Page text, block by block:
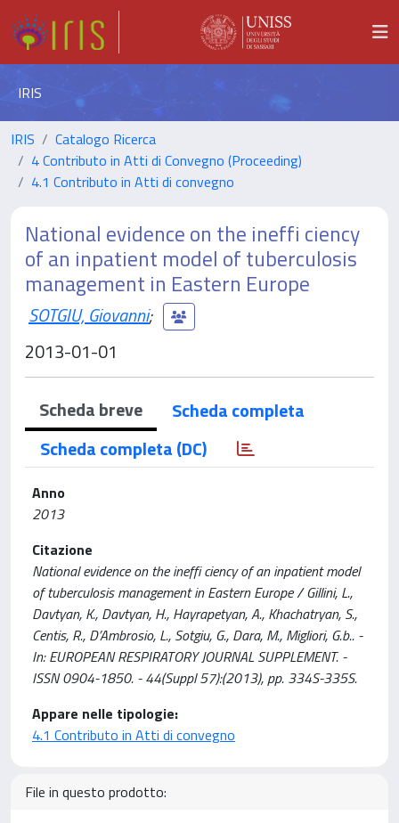
IRIS
IRIS
Catalogo Ricerca
4 Contributo in Atti di Convegno (Proceeding)
4.1 Contributo in Atti di convegno
National evidence on the ineffi ciency
of an inpatient model of tuberculosis
management in Eastern Europe
SOTGIU, Giovanni;
2013-01-01
Scheda breve
Scheda completa
Scheda completa (DC)
Anno
2013
Citazione
National evidence on the ineffi ciency of an inpatient model
of tuberculosis management in Eastern Europe / Gillini, L.,
Davtyan, K., Davtyan, H., Hayrapetyan, A., Khachatryan, S.,
Centis, R., D’Ambrosio, L., Sotgiu, G., Dara, M., Migliori, G.b.. -
In: EUROPEAN RESPIRATORY JOURNAL SUPPLEMENT. -
ISSN 0904-1850. - 44(Suppl 57):(2013), pp. 334S-335S.
Appare nelle tipologie:
4.1 Contributo in Atti di convegno
File in questo prodotto: